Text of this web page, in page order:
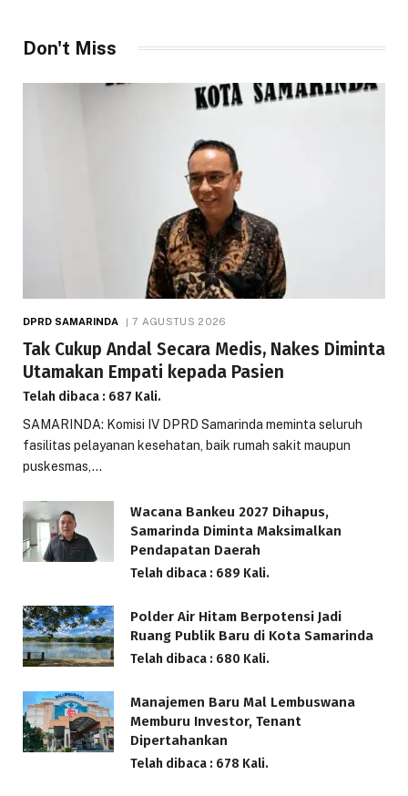
Don't Miss
DPRD SAMARINDA 7 AGUSTUS 2026
Tak Cukup Andal Secara Medis, Nakes Diminta
Utamakan Empati kepada Pasien
Telah dibaca : 687 Kali.
SAMARINDA: Komisi IV DPRD Samarinda meminta seluruh
fasilitas pelayanan kesehatan, baik rumah sakit maupun
puskesmas,…
Wacana Bankeu 2027 Dihapus,
Samarinda Diminta Maksimalkan
Pendapatan Daerah
Telah dibaca : 689 Kali.
Polder Air Hitam Berpotensi Jadi
Ruang Publik Baru di Kota Samarinda
Telah dibaca : 680 Kali.
Manajemen Baru Mal Lembuswana
Memburu Investor, Tenant
Dipertahankan
Telah dibaca : 678 Kali.